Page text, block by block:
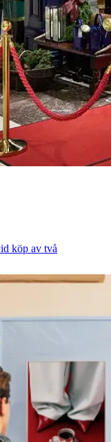
köp av två